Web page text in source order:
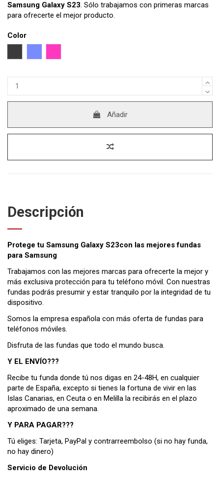
Samsung Galaxy S23. Sólo trabajamos con primeras marcas
para ofrecerte el mejor producto.
Color
Añadir
Descripción
Protege tu Samsung Galaxy S23con las mejores fundas
para Samsung
Trabajamos con las mejores marcas para ofrecerte la mejor y
más exclusiva protección para tu teléfono móvil. Con nuestras
fundas podrás presumir y estar tranquilo por la integridad de tu
dispositivo.
Somos la empresa española con más oferta de fundas para
teléfonos móviles.
Disfruta de las fundas que todo el mundo busca.
Y EL ENVÍO???
Recibe tu funda donde tú nos digas en 24-48H, en cualquier
parte de España, excepto si tienes la fortuna de vivir en las
Islas Canarias, en Ceuta o en Melilla la recibirás en el plazo
aproximado de una semana.
Y PARA PAGAR???
Tú eliges: Tarjeta, PayPal y contrarreembolso (si no hay funda,
no hay dinero)
Servicio de Devolución